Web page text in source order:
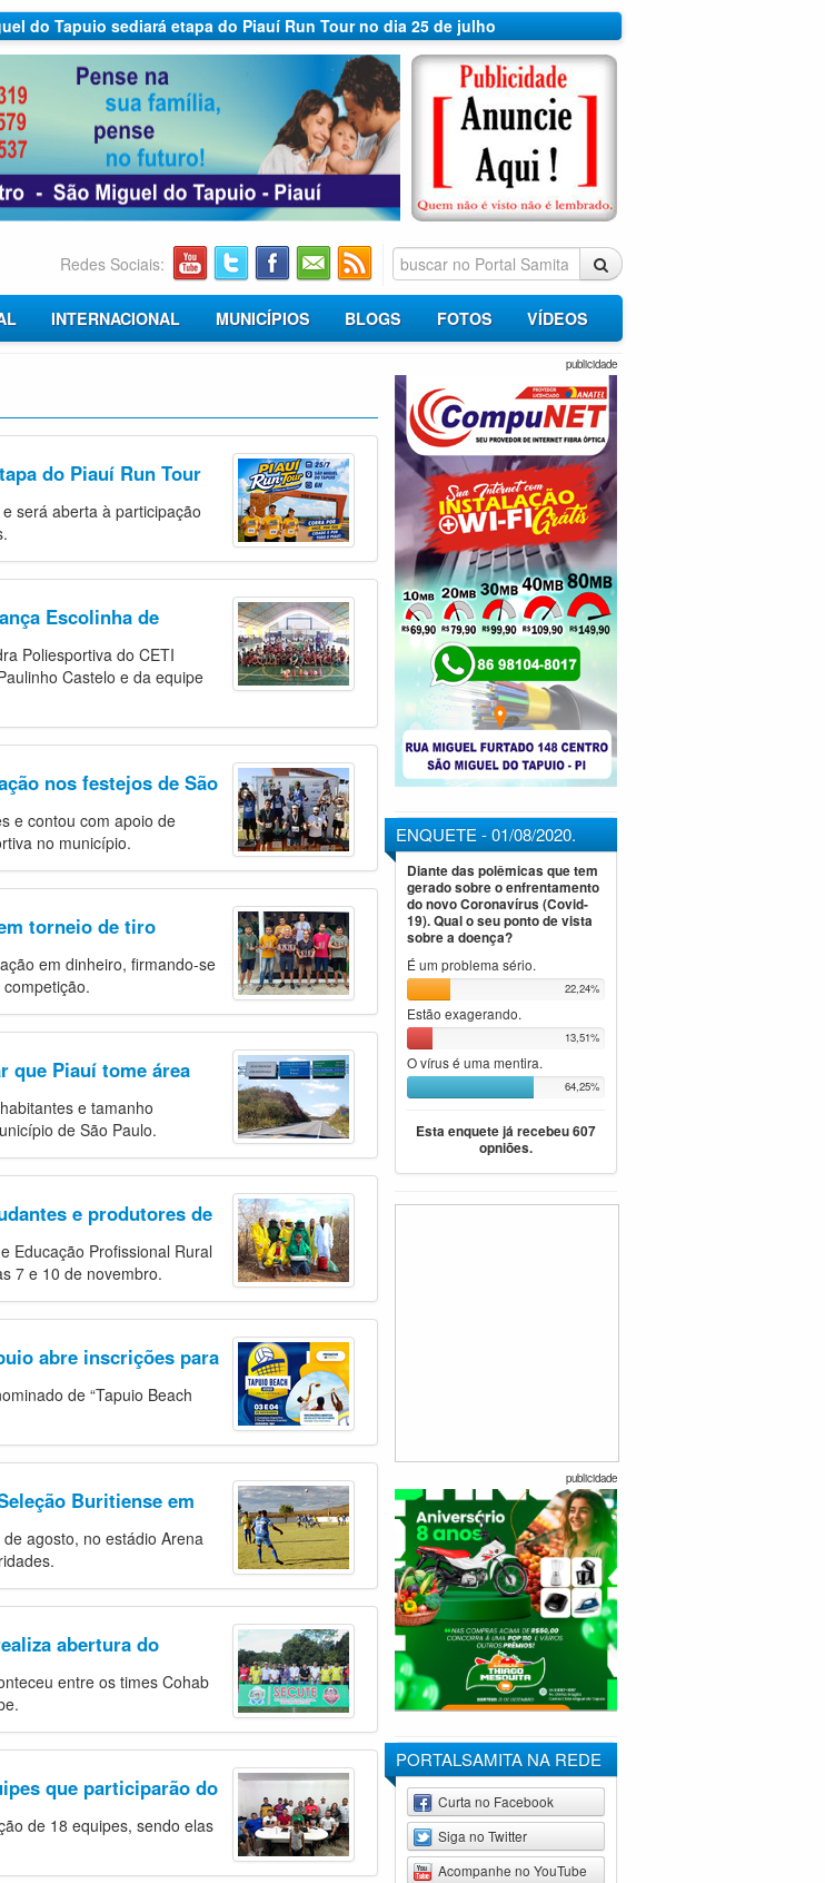
do Tapuio sediará etapa do Piauí Run Tour no dia 25 de julho
Redes Sociais:
INTERNACIONAL MUNICÍPIOS BLOGS FOTOS VÍDEOS
do Piauí Run Tour
será aberta à participação
Escolinha de
Poliesportiva do CETI
Castelo e da equipe
nos festejos de São
e contou com apoio de
no município.
torneio de tiro
em dinheiro, firmando-se
que Piauí tome área
e tamanho
de São Paulo.
e produtores de
Educação Profissional Rural
7 e 10 de novembro.
abre inscrições para
de “Tapuio Beach
Buritiense em
agosto, no estádio Arena
abertura do
entre os times Cohab
que participarão do
de 18 equipes, sendo elas
publicidade
ENQUETE - 01/08/2020.
Diante das polêmicas que tem
gerado sobre o enfrentamento
do novo Coronavírus (Covid-
19). Qual o seu ponto de vista
sobre a doença?
É um problema sério.
22,24%
Estão exagerando.
13,51%
O vírus é uma mentira.
64,25%
Esta enquete já recebeu 607
opniões.
publicidade
PORTALSAMITA NA REDE
Curta no Facebook
Siga no Twitter
Acompanhe no YouTube